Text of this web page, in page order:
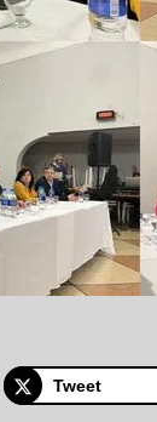
Tweet